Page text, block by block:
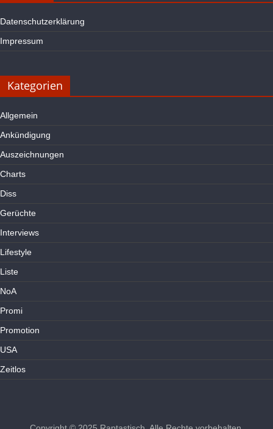
Datenschutzerklärung
Impressum
Kategorien
Allgemein
Ankündigung
Auszeichnungen
Charts
Diss
Gerüchte
Interviews
Lifestyle
Liste
NoA
Promi
Promotion
USA
Zeitlos